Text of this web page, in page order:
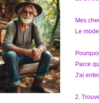
Mes
Le
Parce
J'ai
2.